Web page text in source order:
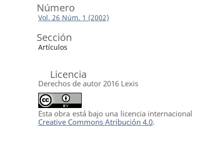
Número
Vol. 26 Núm. 1 (2002)
Sección
Artículos
Licencia
Derechos de autor 2016 Lexis
Esta obra está bajo una licencia internacional
Creative Commons Atribución 4.0.